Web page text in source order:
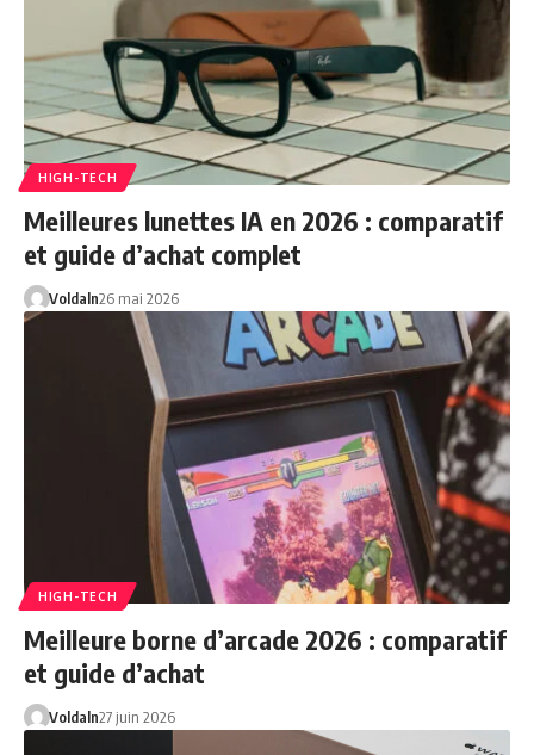
HIGH-TECH
Meilleures lunettes IA en 2026 : comparatif
et guide d’achat complet
Voldaln26 mai 2026
HIGH-TECH
Meilleure borne d’arcade 2026 : comparatif
et guide d’achat
Voldaln27 juin 2026